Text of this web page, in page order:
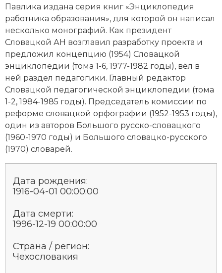
Нумизматика
Образование
Общественные объединения и организации
Политическая история
Революции и народные движения
Религия и церковь
Россия
Северная Америка
Социально-экономическая история
Специальные исторические дисциплины
Южная Америка
Павлика издана серия книг «Энциклопедия
работника образования», для которой он написал
несколько монографий. Как президент
Словацкой АН возглавил разработку проекта и
предложил концепцию (1954) Словацкой
энциклопедии (тома 1-6, 1977-1982 годы), вёл в
ней раздел педагогики. Главный редактор
Словацкой педагогической энциклопедии (тома
1-2, 1984-1985 годы). Председатель комиссии по
реформе словацкой орфографии (1952-1953 годы),
один из авторов Большого русско-словацкого
(1960-1970 годы) и Большого словацко-русского
(1970) словарей.
Дата рождения:
1916-04-01 00:00:00
Дата смерти:
1996-12-19 00:00:00
Страна / регион:
Чехословакия